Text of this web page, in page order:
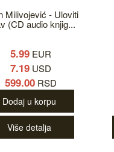
Milivojević - Uloviti
(CD audio knjig...
5.99EUR
7.19USD
599.00RSD
Dodaj u korpu
Više detalja